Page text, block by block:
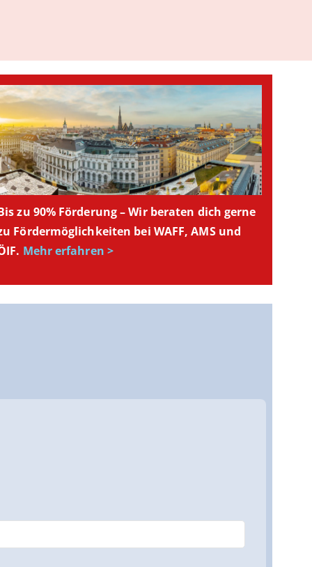
zu 90% Förderung – Wir beraten dich gerne
Fördermöglichkeiten bei WAFF, AMS und
Mehr erfahren >